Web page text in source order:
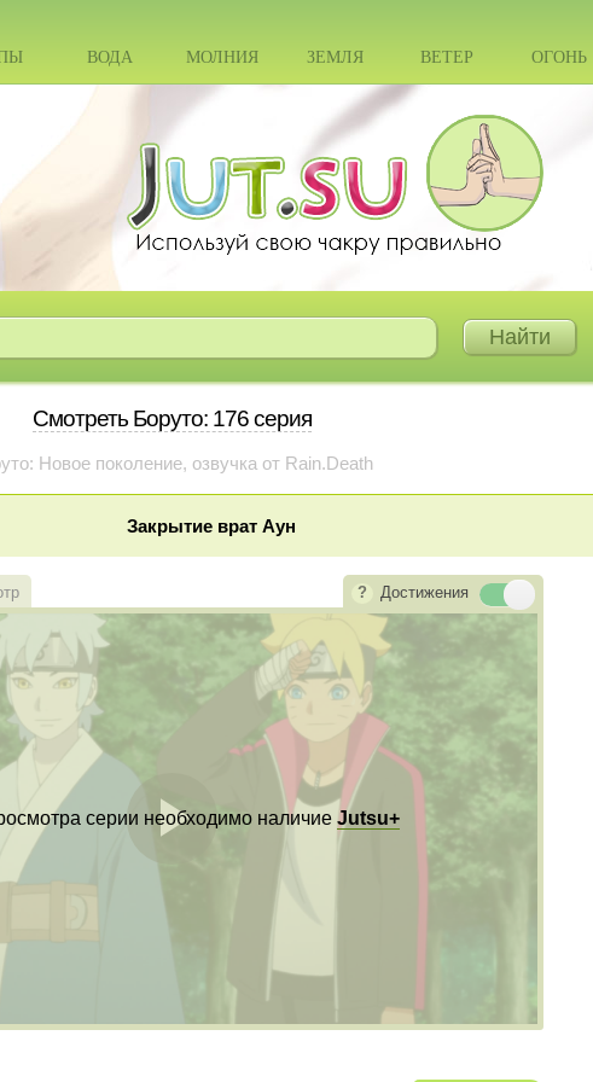
ВОДА МОЛНИЯ ЗЕМЛЯ ВЕТЕР ОГОНЬ
Смотреть Боруто: 176 серия
Новое поколение, озвучка от Rain.Death
Закрытие врат Аун
Достижения
серии необходимо наличие Jutsu+
Воспроизвести
видео